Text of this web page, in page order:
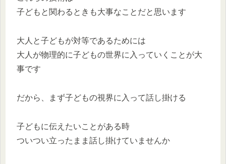
子どもと関わるときも大事なことだと思います
大人と子どもが対等であるためには
大人が物理的に子どもの世界に入っていくことが大
事です
だから、まず子どもの視界に入って話し掛ける
子どもに伝えたいことがある時
ついつい立ったまま話し掛けていませんか